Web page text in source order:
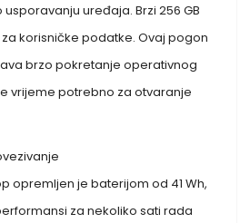
uređaja. Brzi 256 GB
za korisničke podatke. Ovaj pogon
brzo pokretanje operativnog
vrijeme potrebno za otvaranje
opremljen je baterijom od 41 Wh,
za nekoliko sati rada